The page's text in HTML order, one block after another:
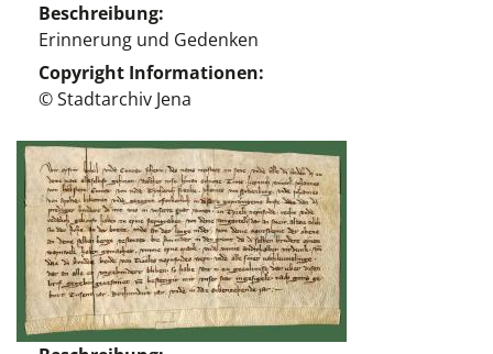
Beschreibung
Erinnerung und Gedenken
Copyright Informationen
© Stadtarchiv Jena